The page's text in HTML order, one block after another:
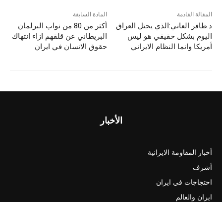
المادة السابقة
أكثر من 80 من نواب البرلمان
البريطاني عن قلقهم ازاء انتهاك
حقوق الانسان في ايران
المقالة القادمة
د.ظافر العاني:الذي يحتل العراق
اليوم بشكل حقيقي هو ليس
أمريكا وانما النظام الايراني
الأخبار
أخبار المقاومة الايرانية
أشرف
احتجاجات في ايران
ايران والعالم